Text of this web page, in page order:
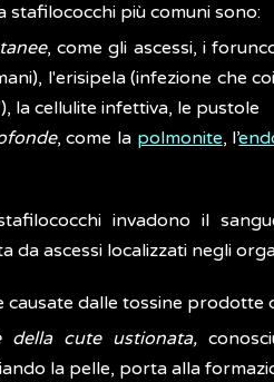
stafilococchi più comuni sono:
, come gli ascessi, i
l'erisipela (infezione che
la cellulite infettiva, le pustole
, come la polmonite, l’
invadono il
da ascessi localizzati negli
causate dalle tossine prodotte
della cute ustionata,
la pelle, porta alla